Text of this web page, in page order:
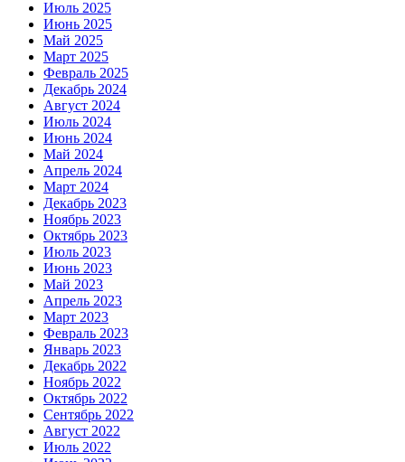
Июль 2025
Июнь 2025
Май 2025
Март 2025
Февраль 2025
Декабрь 2024
Август 2024
Июль 2024
Июнь 2024
Май 2024
Апрель 2024
Март 2024
Декабрь 2023
Ноябрь 2023
Октябрь 2023
Июль 2023
Июнь 2023
Май 2023
Апрель 2023
Март 2023
Февраль 2023
Январь 2023
Декабрь 2022
Ноябрь 2022
Октябрь 2022
Сентябрь 2022
Август 2022
Июль 2022